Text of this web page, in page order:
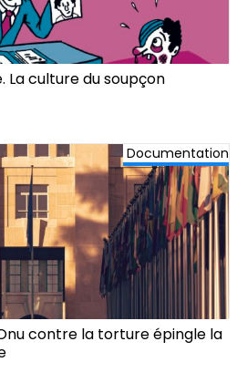
La culture du soupçon
Documentation
contre la torture épingle la